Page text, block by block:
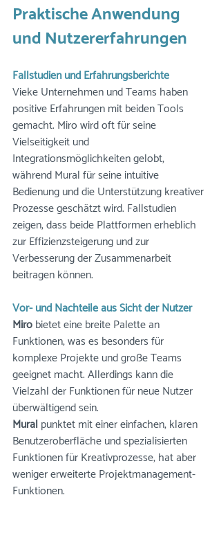
Praktische Anwendung
und Nutzererfahrungen
Fallstudien und Erfahrungsberichte
Vieke Unternehmen und Teams haben
positive Erfahrungen mit beiden Tools
gemacht. Miro wird oft für seine
Vielseitigkeit und
Integrationsmöglichkeiten gelobt,
während Mural für seine intuitive
Bedienung und die Unterstützung kreativer
Prozesse geschätzt wird. Fallstudien
zeigen, dass beide Plattformen erheblich
zur Effizienzsteigerung und zur
Verbesserung der Zusammenarbeit
beitragen können.
Vor- und Nachteile aus Sicht der Nutzer
Miro bietet eine breite Palette an
Funktionen, was es besonders für
komplexe Projekte und große Teams
geeignet macht. Allerdings kann die
Vielzahl der Funktionen für neue Nutzer
überwältigend sein.
Mural punktet mit einer einfachen, klaren
Benutzeroberfläche und spezialisierten
Funktionen für Kreativprozesse, hat aber
weniger erweiterte Projektmanagement-
Funktionen.